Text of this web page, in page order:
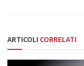
ARTICOLI CORRELATI